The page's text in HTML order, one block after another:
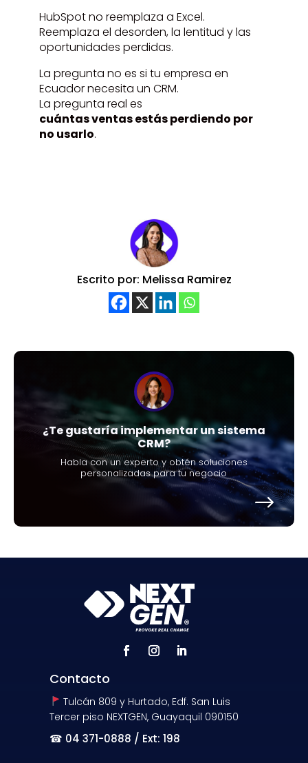
HubSpot no reemplaza a Excel.
Reemplaza el desorden, la lentitud y las
oportunidades perdidas.
La pregunta no es si tu empresa en
Ecuador necesita un CRM.
La pregunta real es
cuántas ventas estás perdiendo por
no usarlo.
Escrito por: Melissa Ramirez
¿Te gustaría implementar un sistema
CRM?
Habla con un experto y obtén soluciones
personalizadas para tu negocio
Contacto
Tulcán 809 y Hurtado, Edf. San Luis
Tercer piso NEXTGEN, Guayaquil 090150
☎ 04 371-0888 / Ext: 198